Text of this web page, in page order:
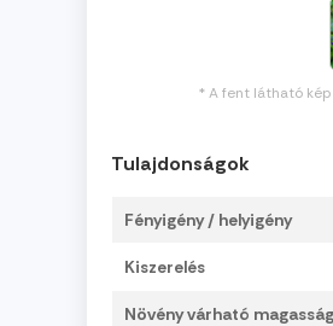
* A fent látható
Tulajdonságok
Fényigény / helyigény
Kiszerelés
Növény várható